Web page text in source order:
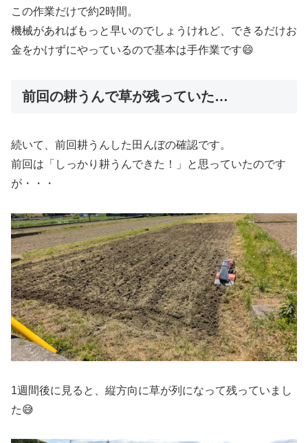
この作業だけで約2時間。
機械があればもっと早いのでしょうけれど、できるだけお
金をかけずにやっているので基本は手作業です😄
前回の耕うんで草が残っていた…
続いて、前回耕うんした田んぼの確認です。
前回は「しっかり耕うんできた！」と思っていたのです
が・・・
1週間後に見ると、縦方向に草が列になって残っていまし
た😅